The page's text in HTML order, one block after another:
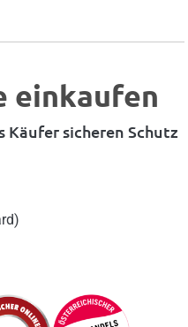
einkaufen
Käufer sicheren Schutz